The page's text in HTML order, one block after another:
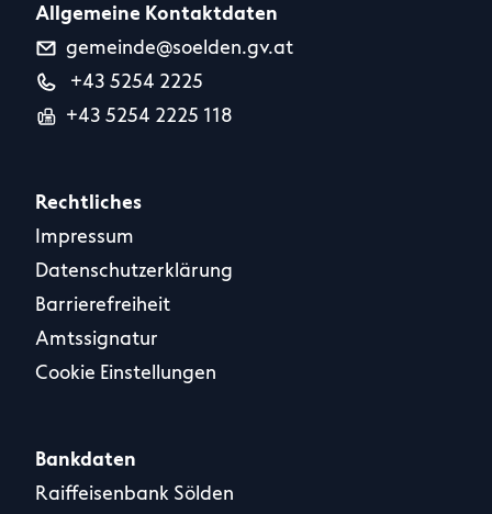
Allgemeine Kontaktdaten
gemeinde@soelden.gv.at
+43 5254 2225
+43 5254 2225 118
Rechtliches
Impressum
Datenschutzerklärung
Barrierefreiheit
Amtssignatur
Cookie Einstellungen
Bankdaten
Raiffeisenbank Sölden